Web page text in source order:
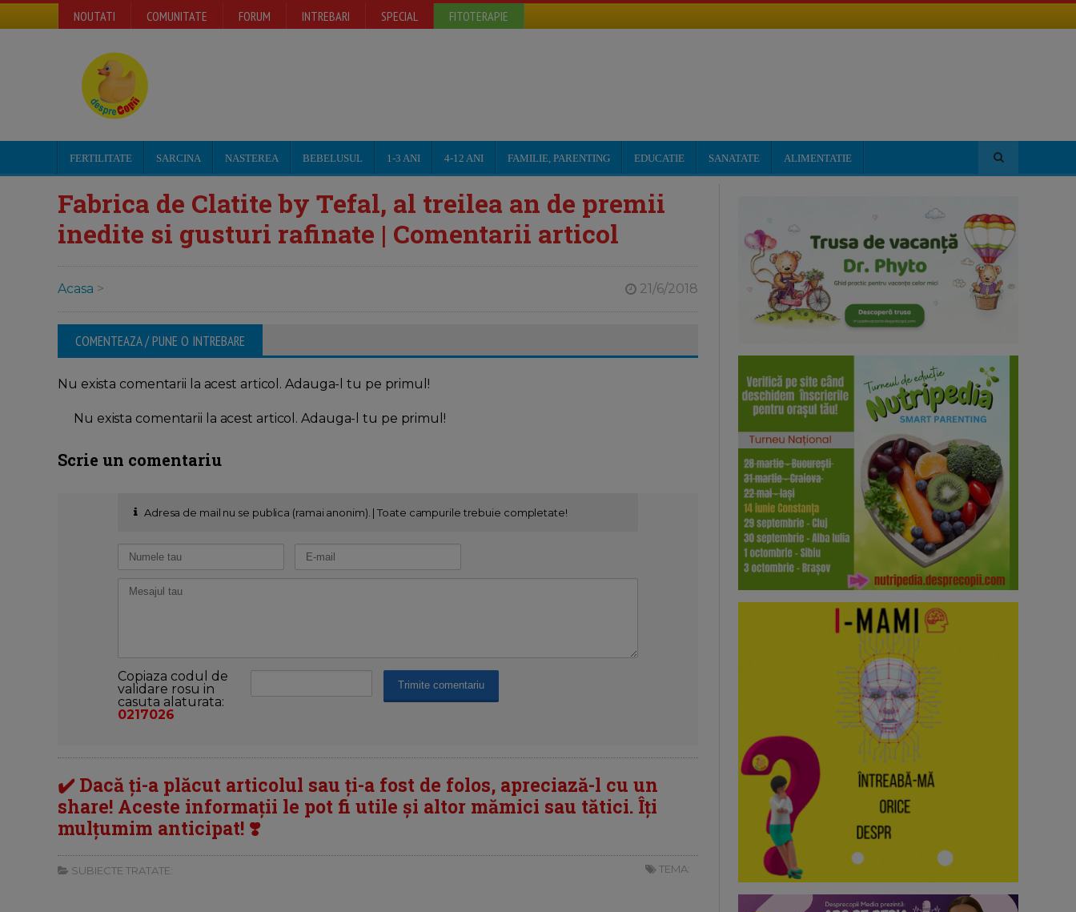
NOUTATI COMUNITATE FORUM INTREBARI SPECIAL FITOTERAPIE
FERTILITATE SARCINA NASTEREA BEBELUSUL 1-3 ANI 4-12 ANI FAMILIE, PARENTING EDUCATIE SANATATE ALIMENTATIE
Fabrica de Clatite by Tefal, al treilea an de premii
inedite si gusturi rafinate | Comentarii articol
Acasa > 21/6/2018
COMENTEAZA / PUNE O INTREBARE
Nu exista comentarii la acest articol. Adauga-l tu pe primul!
Nu exista comentarii la acest articol. Adauga-l tu pe primul!
Scrie un comentariu
Adresa de mail nu se publica (ramai anonim). | Toate campurile trebuie completate!
Copiaza codul de
validare rosu in
casuta alaturata:
0217026
✔️ Dacă ți-a plăcut articolul sau ți-a fost de folos, apreciază-l cu un
share! Aceste informații le pot fi utile și altor mămici sau tătici. Îți
mulțumim anticipat! ❣️
SUBIECTE TRATATE: TEMA: